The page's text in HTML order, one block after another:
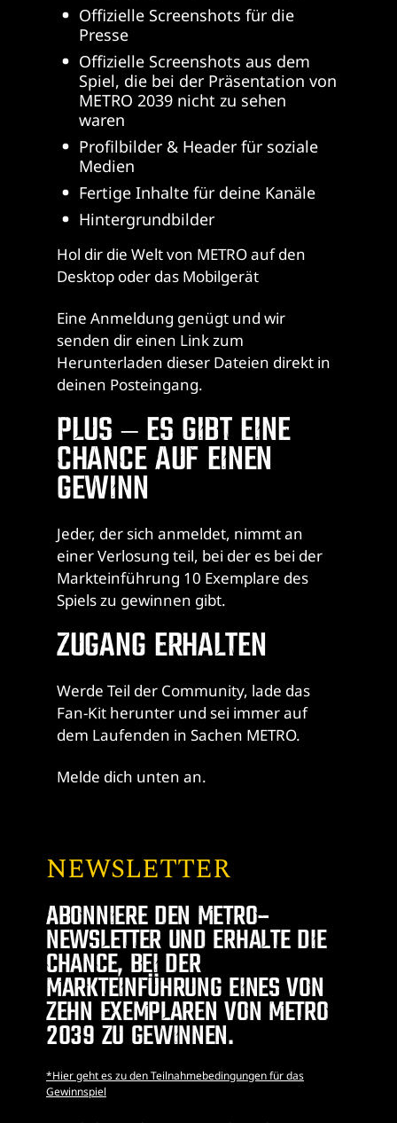
Offizielle Screenshots für die
Presse
Offizielle Screenshots aus dem
Spiel, die bei der Präsentation von
METRO 2039 nicht zu sehen
waren
Profilbilder & Header für soziale
Medien
Fertige Inhalte für deine Kanäle
Hintergrundbilder
Hol dir die Welt von METRO auf den
Desktop oder das Mobilgerät
Eine Anmeldung genügt und wir
senden dir einen Link zum
Herunterladen dieser Dateien direkt in
deinen Posteingang.
PLUS – ES GIBT EINE
CHANCE AUF EINEN
GEWINN
Jeder, der sich anmeldet, nimmt an
einer Verlosung teil, bei der es bei der
Markteinführung 10 Exemplare des
Spiels zu gewinnen gibt.
ZUGANG ERHALTEN
Werde Teil der Community, lade das
Fan-Kit herunter und sei immer auf
dem Laufenden in Sachen METRO.
Melde dich unten an.
NEWSLETTER
ABONNIERE DEN METRO-
NEWSLETTER UND ERHALTE DIE
CHANCE, BEI DER
MARKTEINFÜHRUNG EINES VON
ZEHN EXEMPLAREN VON METRO
2039 ZU GEWINNEN.
*Hier geht es zu den Teilnahmebedingungen für das
Gewinnspiel